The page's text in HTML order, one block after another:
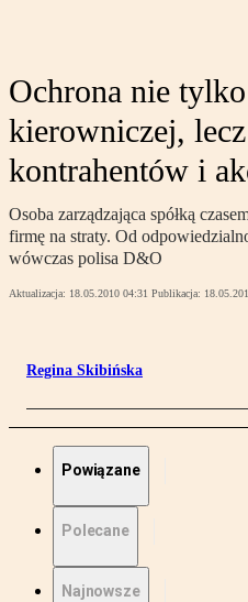
Ochrona nie
kierowniczej,
kontrahentów i
Osoba zarządzająca spółką
firmę na straty. Od
wówczas polisa D&O
Aktualizacja: 18.05.2010 04:31 Publikacja:
Regina Skibińska
Powiązane
Polecane
Najnowsze